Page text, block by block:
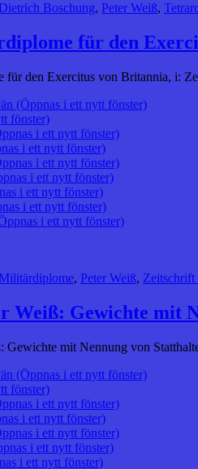
Dietrich Boschung, Peter Weiß,
für den
den Exercitus von Britannia, i:
(Öppnas i ett nytt fönster)
fönster)
i ett nytt fönster)
i ett nytt fönster)
i ett nytt fönster)
i ett nytt fönster)
i ett nytt fönster)
i ett nytt fönster)
i ett nytt fönster)
Militärdiplome, Peter Weiß,
Weiß: Gewichte mit
mit Nennung von
(Öppnas i ett nytt fönster)
fönster)
i ett nytt fönster)
i ett nytt fönster)
i ett nytt fönster)
i ett nytt fönster)
i ett nytt fönster)